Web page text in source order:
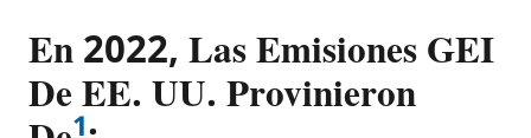
En 2022, Las Emisiones GEI
De EE. UU. Provinieron